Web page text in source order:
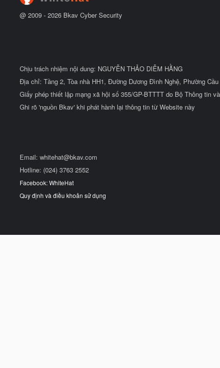
@ 2009 - 2026 Bkav Cyber Security
Chịu trách nhiệm nội dung: NGUYỄN THẢO DIỄM HẰNG
Địa chỉ: Tầng 2, Tòa nhà HH1, Đường Dương Đình Nghệ, Phường
Giấy phép thiết lập mạng xã hội số 355/GP-BTTTT do Bộ Thông tin
Ghi rõ 'nguồn Bkav' khi phát hành lại thông tin từ Website này
Email: whitehat@bkav.com
Hotline: (024) 3763 2552
Facebook: WhiteHat
Quy định và điều khoản sử dụng